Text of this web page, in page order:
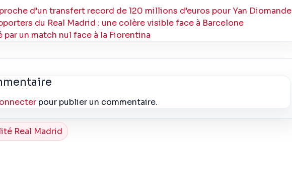
d’un transfert record de 120 millions d’euros pour Yan Diomande
du Real Madrid : une colère visible face à Barcelone
par un match nul face à la Fiorentina
pour publier un commentaire.
Real Madrid